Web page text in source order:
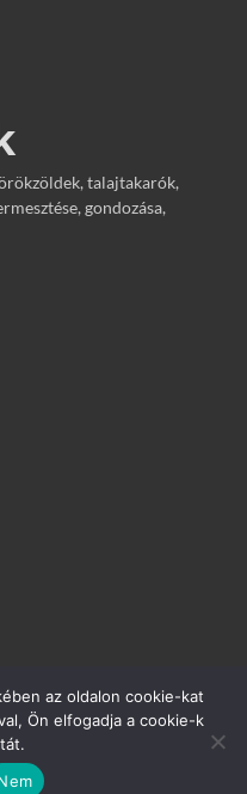
talajtakarók,
gondozása,
évelők, örökzöldek,
termesztése,
.
az oldalon cookie-kat
Ön elfogadja a cookie-k